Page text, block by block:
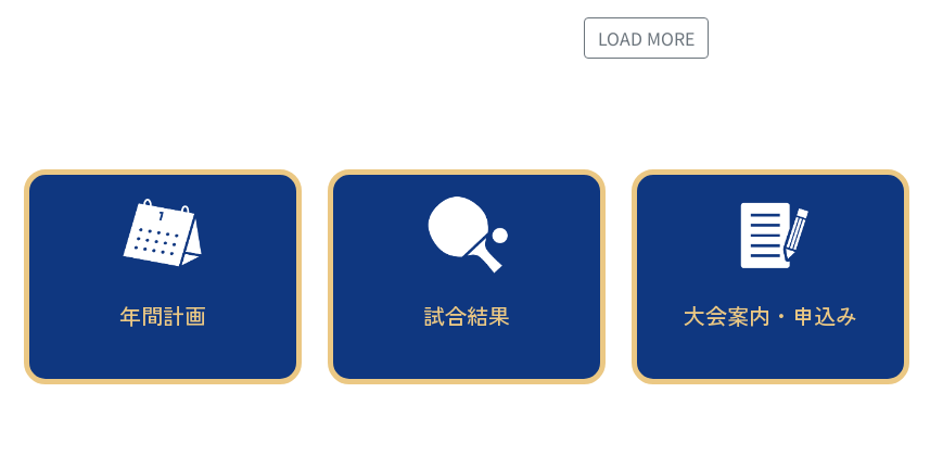
LOAD MORE
年間計画 試合結果 大会案内・申込み